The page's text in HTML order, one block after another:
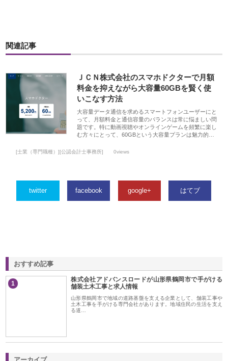
関連記事
ＪＣＮ株式会社のスマホドクターで月額
料金を抑えながら大容量60GBを賢く使
いこなす方法
大容量データ通信を求めるスマートフォンユーザーにと
って、月額料金と通信容量のバランスは常に悩ましい問
題です。特に動画視聴やオンラインゲームを頻繁に楽し
む方々にとって、60GBという大容量プランは魅力的…
[士業（専門職種）][公認会計士事務所] 0views
twitter facebook google+ はてブ
おすすめ記事
1
株式会社アドバンスロードが山形県鶴岡市で手がける
舗装土木工事と求人情報
山形県鶴岡市で地域の道路基盤を支える企業として、舗装工事や
土木工事を手がける専門会社があります。地域住民の生活を支え
る道…